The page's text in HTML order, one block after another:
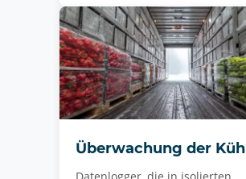
Überwachung der